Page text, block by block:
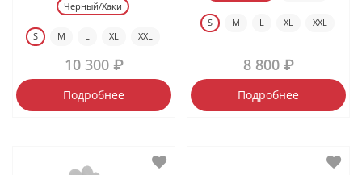
Черный/Хаки
S M L XL XXL
10 300 ₽
Подробнее
S M L XL XXL
8 800 ₽
Подробнее